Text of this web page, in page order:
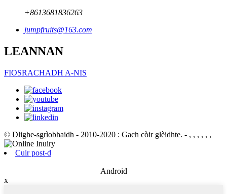
+8613681836263
jumpfruits@163.com
LEANNAN
FIOSRACHADH A-NIS
© Dlighe-sgrìobhaidh - 2010-2020 : Gach còir glèidhte. - , , , , , ,
Cuir post-d
Android
x